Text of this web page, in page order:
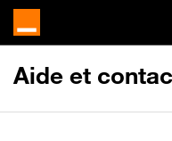
Aide et